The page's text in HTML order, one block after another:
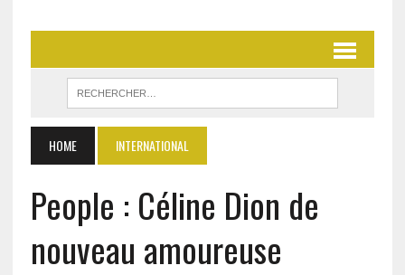
HOME INTERNATIONAL
People : Céline Dion de
nouveau amoureuse